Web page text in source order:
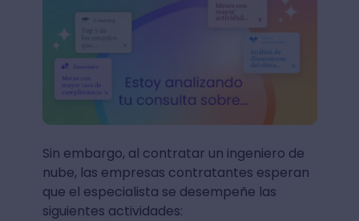
Sin embargo, al contratar un ingeniero de
nube, las empresas contratantes esperan
que el especialista se desempeñe las
siguientes actividades: